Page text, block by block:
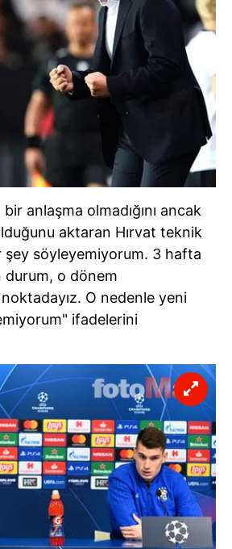
anlaşma olmadığını ancak
aktaran Hırvat teknik
şey söyleyemiyorum. 3 hafta
durum, o dönem
O nedenle yeni
ifadelerini